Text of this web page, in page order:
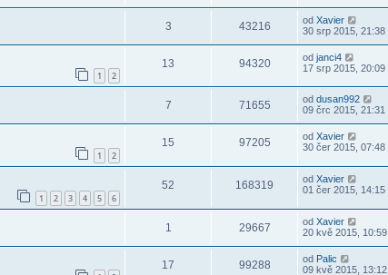
3 43216 od Xavier
30 srp 2015, 21:38
1 2
13 94320 od janci4
17 srp 2015, 20:09
7 71655 od dusan992
09 črc 2015, 21:31
1 2
15 97205 od Xavier
30 čer 2015, 07:48
1 2 3 4 5 6
52 168319 od Xavier
01 čer 2015, 14:15
1 29667 od Xavier
20 kvě 2015, 10:59
17 99288 od Palic
09 kvě 2015, 13:12